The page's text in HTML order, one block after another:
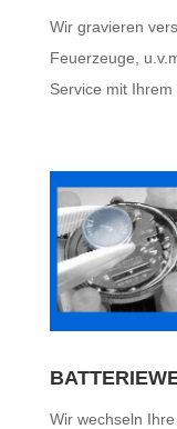
Wir gravieren
Feuerzeuge,
Service mit
Wir wechseln